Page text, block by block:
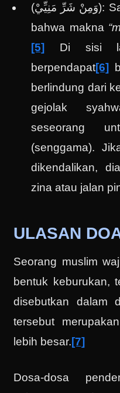
(وَمِنْ شَرِّ مَنِيِّيْ):
bahwa makna
[5] Di sisi
berpendapat[6]
berlindung dari
gejolak
seseorang
(senggama).
dikendalikan,
zina atau jalan
ULASAN
Seorang muslim
bentuk keburukan,
disebutkan dalam
tersebut
lebih besar.[7]
Dosa-dosa